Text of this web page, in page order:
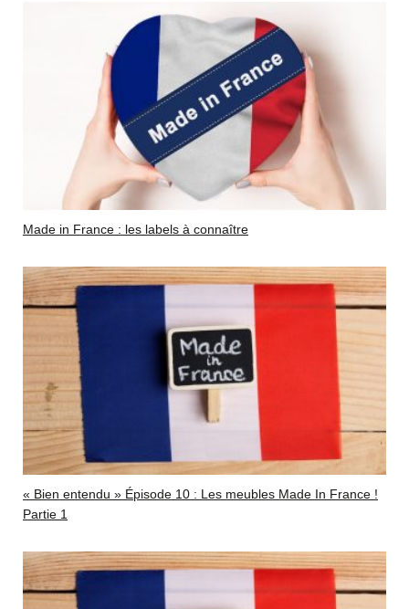
Made in France : les labels à connaître
« Bien entendu » Épisode 10 : Les meubles Made In France !
Partie 1